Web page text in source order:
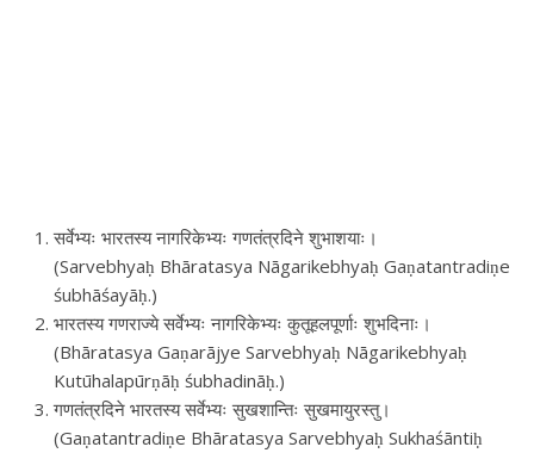
सर्वेभ्यः भारतस्य नागरिकेभ्यः गणतंत्रदिने शुभाशयाः।
(Sarvebhyaḥ Bhāratasya Nāgarikebhyaḥ Gaṇatantradiṇe
śubhāśayāḥ.)
भारतस्य गणराज्ये सर्वेभ्यः नागरिकेभ्यः कुतूहलपूर्णाः शुभदिनाः।
(Bhāratasya Gaṇarājye Sarvebhyaḥ Nāgarikebhyaḥ
Kutūhalapūrṇāḥ śubhadināḥ.)
गणतंत्रदिने भारतस्य सर्वेभ्यः सुखशान्तिः सुखमायुरस्तु।
(Gaṇatantradiṇe Bhāratasya Sarvebhyaḥ Sukhaśāntiḥ